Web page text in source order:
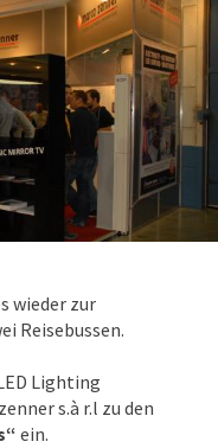
wieder zur
Reisebussen.
Lighting
s.à r.l zu den
ein.